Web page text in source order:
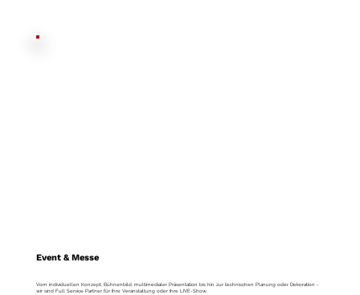
Event & Messe
Vom individuellen Konzept, Bühnenbild, multimedialer Präsentation bis hin zur technischen Planung oder Dekoration -
wir sind Full Service Partner für Ihre Veranstaltung oder Ihre LIVE-Show.